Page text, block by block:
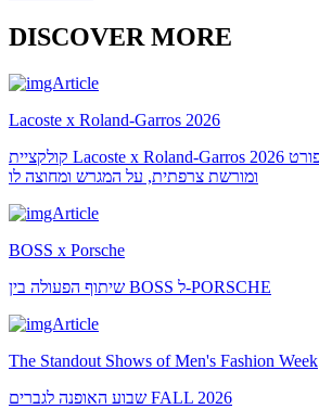
DISCOVER MORE
Lacoste x Roland-Garros 2026
קולקציית Lacoste x Roland-Garros 2026 מחברת בין אופנה, ספורט
ומורשת צרפתית, על המגרש ומחוצה לו
BOSS x Porsche
שיתוף הפעולה בין BOSS ל-PORSCHE
The Standout Shows of Men's Fashion Week
שבוע האופנה לגברים FALL 2026